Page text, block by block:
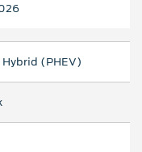
(PHEV)